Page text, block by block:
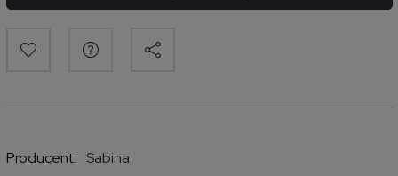
Producent:
Sabina